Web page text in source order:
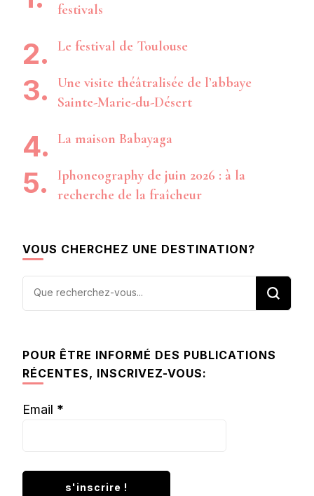
festivals
Le festival de Toulouse
Une visite théâtralisée de l’abbaye
Sainte-Marie-du-Désert
La maison Babayaga
Iphoneography de juin 2026 : à la
recherche de la fraîcheur
VOUS CHERCHEZ UNE DESTINATION?
Vous
recherchiez
chose ?
POUR ÊTRE INFORMÉ DES PUBLICATIONS
RÉCENTES, INSCRIVEZ-VOUS:
Email *